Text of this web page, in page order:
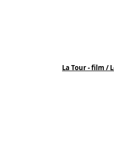
La Tour - film /